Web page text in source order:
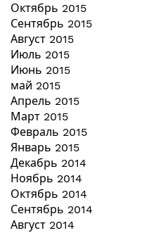
Октябрь 2015
Сентябрь 2015
Август 2015
Июль 2015
Июнь 2015
май 2015
Апрель 2015
Март 2015
Февраль 2015
Январь 2015
Декабрь 2014
Ноябрь 2014
Октябрь 2014
Сентябрь 2014
Август 2014